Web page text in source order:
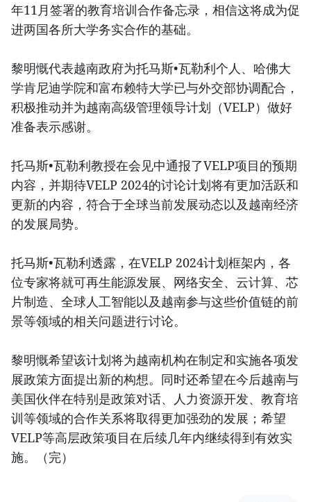
年11月签署的教育培训合作备忘录，相信这将成为促
进两国各所大学务实合作的基础。
黎明慨代表越南政府为托马斯•瓦勒利个人、哈佛大
学肯尼迪学院和富布赖特大学已与外交部协调配合，
积极推动并为越南高级管理领导计划（VELP）做好
准备表示感谢。
托马斯•瓦勒利教授在会见中通报了VELP项目的预期
内容，并期待VELP 2024的讨论计划将有更加活跃和
更新的内容，符合于全球当前发展动态以及越南经济
的发展局势。
托马斯•瓦勒利透露，在VELP 2024计划框架内，各
位专家将就可再生能源发展、网络安全、云计算、芯
片制造、全球人工智能以及越南参与这些价值链的前
景等领域的相关问题进行讨论。
黎明慨希望该计划将为越南机构在制定和实施各项发
展政策方面提出新的构想。同时还希望在今后越南与
美国伙伴在特别是政策对话、人力资源开发、教育培
训等领域的合作关系将取得更加强劲的发展；希望
VELP等高层政策项目在后续几年内继续得到有效实
施。（完）